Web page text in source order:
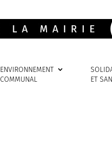
ENVIRONNEMENT
COMMUNAL
ET